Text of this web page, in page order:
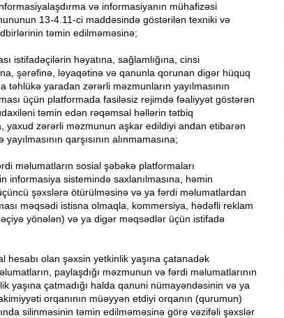
və informasiyanın mühafizəsi
13-4.11-ci maddəsində göstərilən texniki və
təmin edilməməsinə;
istifadəçilərin həyatına, sağlamlığına, cinsi
şərəfinə, ləyaqətinə və qanunla qorunan digər hüquq
təhlükə yaradan zərərli məzmunların yayılmasının
üçün platformada fasiləsiz rejimdə fəaliyyət göstərən
təmin edən rəqəmsal həllərin tətbiq
yaxud zərərli məzmunun aşkar edildiyi andan etibarən
qarşısının alınmamasına;
məlumatların sosial şəbəkə platformaları
informasiya sistemində saxlanılmasına, həmin
şəxslərə ötürülməsinə və ya fərdi məlumatlardan
məqsədi istisna olmaqla, kommersiya, hədəfli reklam
yönələn) və ya digər məqsədlər üçün istifadə
hesabı olan şəxsin yetkinlik yaşına çatanadək
paylaşdığı məzmunun və fərdi məlumatlarının
yaşına çatmadığı halda qanuni nümayəndəsinin və ya
orqanının müəyyən etdiyi orqanın (qurumun)
silinməsinin təmin edilməməsinə görə vəzifəli şəxslər